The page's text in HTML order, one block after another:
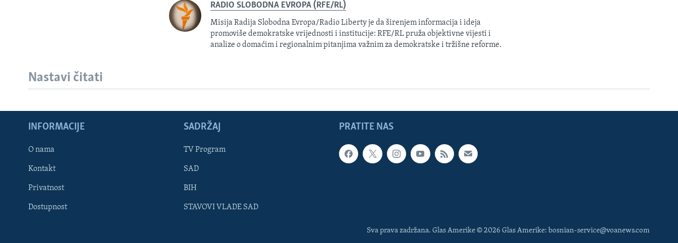
Learning English
RADIO SLOBODNA EVROPA (RFE/RL)
Misija Radija Slobodna Evropa/Radio Liberty je da širenjem informacija i ideja
promoviše demokratske vrijednosti i institucije: RFE/RL pruža objektivne vijesti i
analize o domaćim i regionalnim pitanjima važnim za demokratske i tržišne reforme.
Nastavi čitati
PRATITE NAS
INFORMACIJE
O nama
Kontakt
Privatnost
Dostupnost
SADRŽAJ
TV Program
SAD
BIH
STAVOVI VLADE SAD
Sva prava zadržana. Glas Amerike © 2026 Glas Amerike: bosnian-service@voanews.com